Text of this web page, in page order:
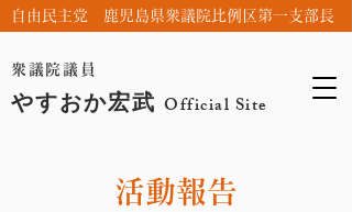
衆議院議員
やすおか宏武 Official Site
自由民主党 鹿児島県衆議院比例区第一支部長
活動報告